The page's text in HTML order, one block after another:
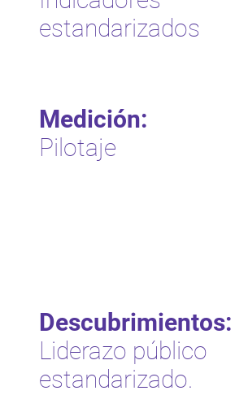
estandarizados
Medición:
Pilotaje
Descubrimientos:
Liderazo público
estandarizado.